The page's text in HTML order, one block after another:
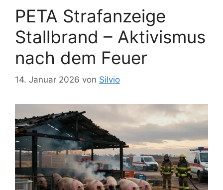
PETA Strafanzeige
Stallbrand – Aktivismus
nach dem Feuer
14. Januar 2026 von Silvio